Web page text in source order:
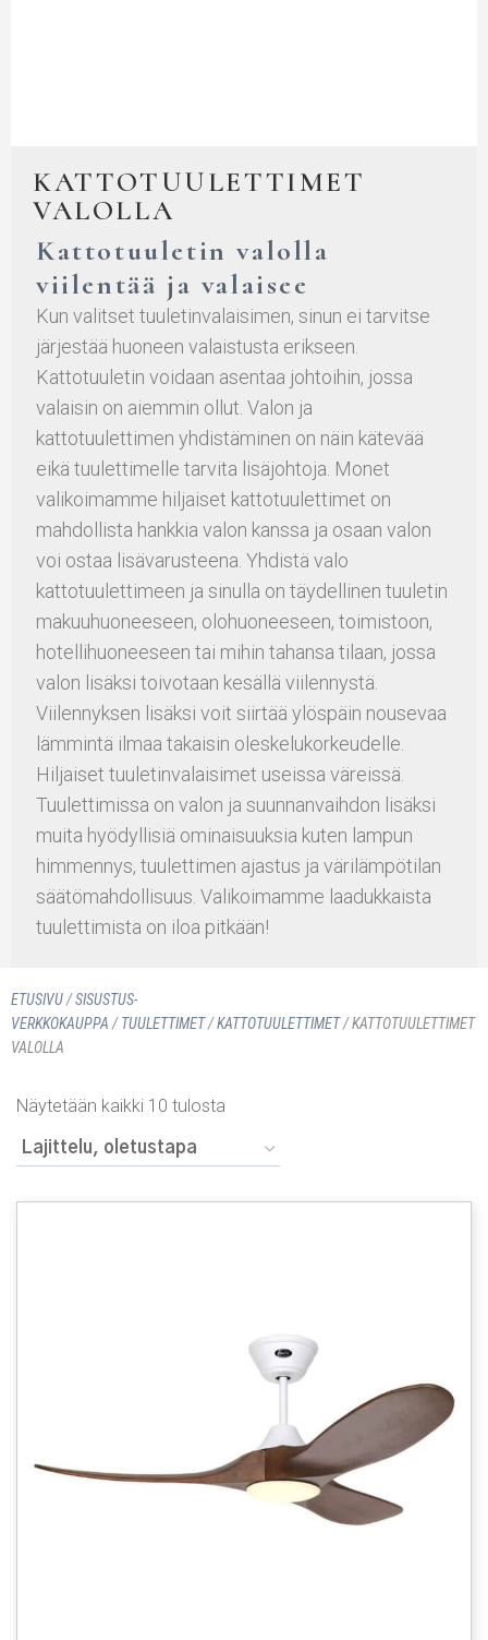
KATTOTUULETTIMET
VALOLLA
Kattotuuletin valolla
viilentää ja valaisee
Kun valitset tuuletinvalaisimen, sinun ei tarvitse
järjestää huoneen valaistusta erikseen.
Kattotuuletin voidaan asentaa johtoihin, jossa
valaisin on aiemmin ollut. Valon ja
kattotuulettimen yhdistäminen on näin kätevää
eikä tuulettimelle tarvita lisäjohtoja. Monet
valikoimamme hiljaiset kattotuulettimet on
mahdollista hankkia valon kanssa ja osaan valon
voi ostaa lisävarusteena. Yhdistä valo
kattotuulettimeen ja sinulla on täydellinen tuuletin
makuuhuoneeseen, olohuoneeseen, toimistoon,
hotellihuoneeseen tai mihin tahansa tilaan, jossa
valon lisäksi toivotaan kesällä viilennystä.
Viilennyksen lisäksi voit siirtää ylöspäin nousevaa
lämmintä ilmaa takaisin oleskelukorkeudelle.
Hiljaiset tuuletinvalaisimet useissa väreissä.
Tuulettimissa on valon ja suunnanvaihdon lisäksi
muita hyödyllisiä ominaisuuksia kuten lampun
himmennys, tuulettimen ajastus ja värilämpötilan
säätömahdollisuus. Valikoimamme laadukkaista
tuulettimista on iloa pitkään!
ETUSIVU/SISUSTUS­
VERKKOKAUPPA /TUULETTIMET/KATTOTUULETTIMET/ KATTOTUULETTIMET
VALOLLA
Näytetään kaikki 10 tulosta